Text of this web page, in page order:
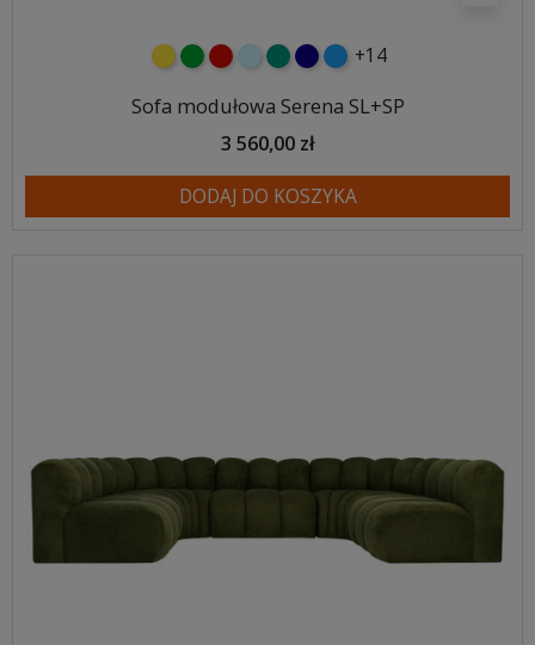
żółtyzielonyczerwony
błękitnyturkusowy
granatowy
niebieski
+14
Sofa modułowa Serena SL+SP
3 560,00 zł
DODAJ DO KOSZYKA